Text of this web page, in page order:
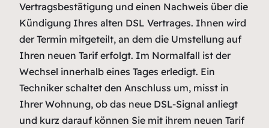
Vertragsbestätigung und einen Nachweis über die
Kündigung Ihres alten DSL Vertrages. Ihnen wird
der Termin mitgeteilt, an dem die Umstellung auf
Ihren neuen Tarif erfolgt. Im Normalfall ist der
Wechsel innerhalb eines Tages erledigt. Ein
Techniker schaltet den Anschluss um, misst in
Ihrer Wohnung, ob das neue DSL-Signal anliegt
und kurz darauf können Sie mit ihrem neuen Tarif